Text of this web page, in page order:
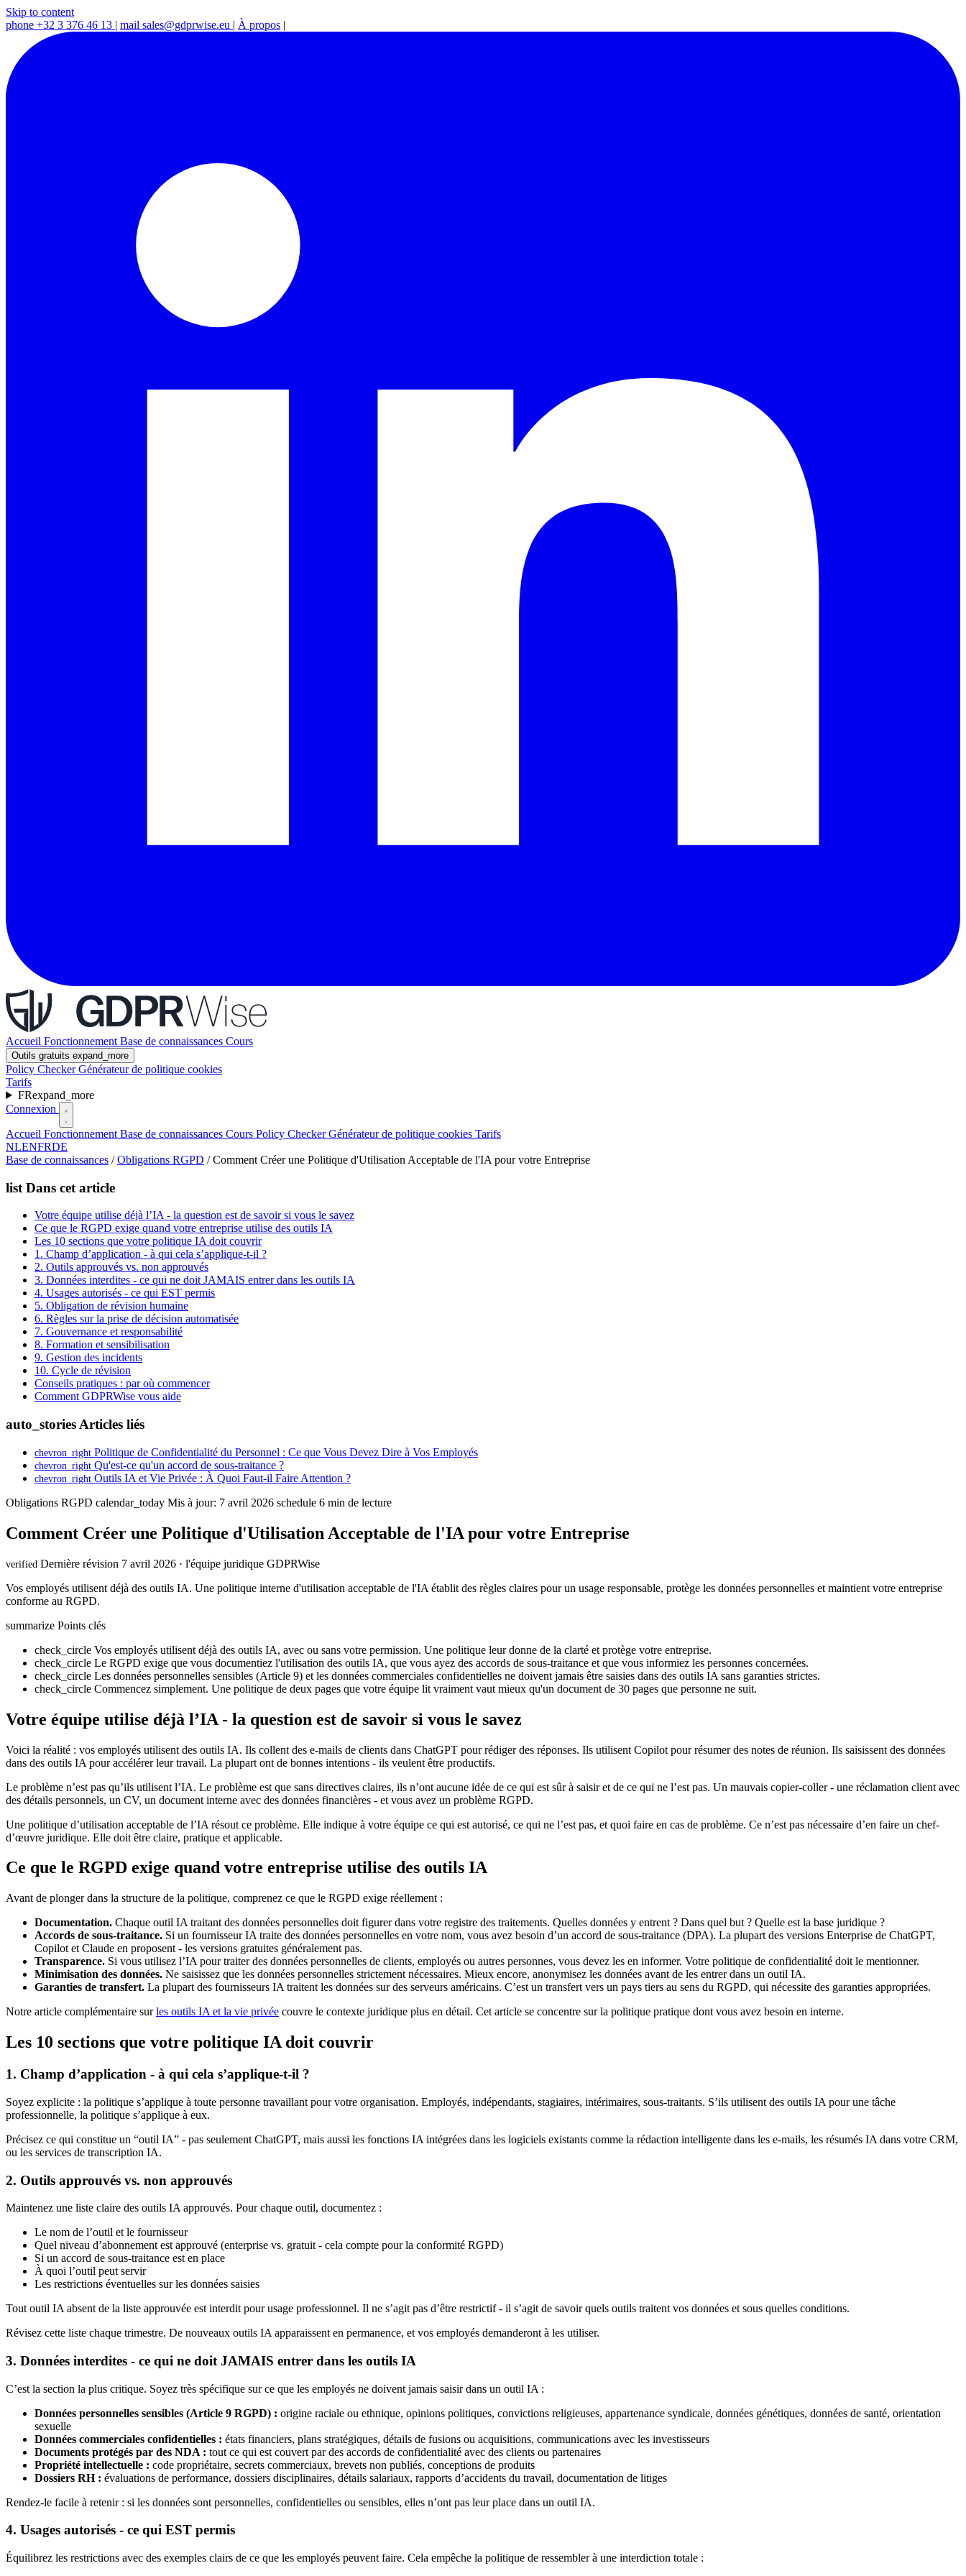
Skip to content
phone +32 3 376 46 13 | mail sales@gdprwise.eu | À propos |
Accueil Fonctionnement Base de connaissances Cours
Outils gratuits expand_more
Policy CheckerGénérateur de politique cookies
Tarifs
FRexpand_more
Connexion
Accueil Fonctionnement Base de connaissances Cours Policy CheckerGénérateur de politique cookies Tarifs
NLENFRDE
Base de connaissances / Obligations RGPD / Comment Créer une Politique d'Utilisation Acceptable de l'IA pour votre Entreprise
list Dans cet article
Votre équipe utilise déjà l’IA - la question est de savoir si vous le savez
Ce que le RGPD exige quand votre entreprise utilise des outils IA
Les 10 sections que votre politique IA doit couvrir
1. Champ d’application - à qui cela s’applique-t-il ?
2. Outils approuvés vs. non approuvés
3. Données interdites - ce qui ne doit JAMAIS entrer dans les outils IA
4. Usages autorisés - ce qui EST permis
5. Obligation de révision humaine
6. Règles sur la prise de décision automatisée
7. Gouvernance et responsabilité
8. Formation et sensibilisation
9. Gestion des incidents
10. Cycle de révision
Conseils pratiques : par où commencer
Comment GDPRWise vous aide
auto_stories Articles liés
chevron_right Politique de Confidentialité du Personnel : Ce que Vous Devez Dire à Vos Employés
chevron_right Qu'est-ce qu'un accord de sous-traitance ?
chevron_right Outils IA et Vie Privée : À Quoi Faut-il Faire Attention ?
Obligations RGPD calendar_today Mis à jour: 7 avril 2026 schedule 6 min de lecture
Comment Créer une Politique d'Utilisation Acceptable de l'IA pour votre Entreprise
verified Dernière révision 7 avril 2026 · l'équipe juridique GDPRWise
Vos employés utilisent déjà des outils IA. Une politique interne d'utilisation acceptable de l'IA établit des règles claires pour un usage responsable, protège les données personnelles et maintient votre entreprise
conforme au RGPD.
summarize Points clés
check_circle Vos employés utilisent déjà des outils IA, avec ou sans votre permission. Une politique leur donne de la clarté et protège votre entreprise.
check_circle Le RGPD exige que vous documentiez l'utilisation des outils IA, que vous ayez des accords de sous-traitance et que vous informiez les personnes concernées.
check_circle Les données personnelles sensibles (Article 9) et les données commerciales confidentielles ne doivent jamais être saisies dans des outils IA sans garanties strictes.
check_circle Commencez simplement. Une politique de deux pages que votre équipe lit vraiment vaut mieux qu'un document de 30 pages que personne ne suit.
Votre équipe utilise déjà l’IA - la question est de savoir si vous le savez
Voici la réalité : vos employés utilisent des outils IA. Ils collent des e-mails de clients dans ChatGPT pour rédiger des réponses. Ils utilisent Copilot pour résumer des notes de réunion. Ils saisissent des données
dans des outils IA pour accélérer leur travail. La plupart ont de bonnes intentions - ils veulent être productifs.
Le problème n’est pas qu’ils utilisent l’IA. Le problème est que sans directives claires, ils n’ont aucune idée de ce qui est sûr à saisir et de ce qui ne l’est pas. Un mauvais copier-coller - une réclamation client avec
des détails personnels, un CV, un document interne avec des données financières - et vous avez un problème RGPD.
Une politique d’utilisation acceptable de l’IA résout ce problème. Elle indique à votre équipe ce qui est autorisé, ce qui ne l’est pas, et quoi faire en cas de problème. Ce n’est pas nécessaire d’en faire un chef-
d’œuvre juridique. Elle doit être claire, pratique et applicable.
Ce que le RGPD exige quand votre entreprise utilise des outils IA
Avant de plonger dans la structure de la politique, comprenez ce que le RGPD exige réellement :
Documentation. Chaque outil IA traitant des données personnelles doit figurer dans votre registre des traitements. Quelles données y entrent ? Dans quel but ? Quelle est la base juridique ?
Accords de sous-traitance. Si un fournisseur IA traite des données personnelles en votre nom, vous avez besoin d’un accord de sous-traitance (DPA). La plupart des versions Enterprise de ChatGPT,
Copilot et Claude en proposent - les versions gratuites généralement pas.
Transparence. Si vous utilisez l’IA pour traiter des données personnelles de clients, employés ou autres personnes, vous devez les en informer. Votre politique de confidentialité doit le mentionner.
Minimisation des données. Ne saisissez que les données personnelles strictement nécessaires. Mieux encore, anonymisez les données avant de les entrer dans un outil IA.
Garanties de transfert. La plupart des fournisseurs IA traitent les données sur des serveurs américains. C’est un transfert vers un pays tiers au sens du RGPD, qui nécessite des garanties appropriées.
Notre article complémentaire surles outils IA et la vie privée couvre le contexte juridique plus en détail. Cet article se concentre sur la politique pratique dont vous avez besoin en interne.
Les 10 sections que votre politique IA doit couvrir
1. Champ d’application - à qui cela s’applique-t-il ?
Soyez explicite : la politique s’applique à toute personne travaillant pour votre organisation. Employés, indépendants, stagiaires, intérimaires, sous-traitants. S’ils utilisent des outils IA pour une tâche
professionnelle, la politique s’applique à eux.
Précisez ce qui constitue un “outil IA” - pas seulement ChatGPT, mais aussi les fonctions IA intégrées dans les logiciels existants comme la rédaction intelligente dans les e-mails, les résumés IA dans votre CRM,
ou les services de transcription IA.
2. Outils approuvés vs. non approuvés
Maintenez une liste claire des outils IA approuvés. Pour chaque outil, documentez :
Le nom de l’outil et le fournisseur
Quel niveau d’abonnement est approuvé (enterprise vs. gratuit - cela compte pour la conformité RGPD)
Si un accord de sous-traitance est en place
À quoi l’outil peut servir
Les restrictions éventuelles sur les données saisies
Tout outil IA absent de la liste approuvée est interdit pour usage professionnel. Il ne s’agit pas d’être restrictif - il s’agit de savoir quels outils traitent vos données et sous quelles conditions.
Révisez cette liste chaque trimestre. De nouveaux outils IA apparaissent en permanence, et vos employés demanderont à les utiliser.
3. Données interdites - ce qui ne doit JAMAIS entrer dans les outils IA
C’est la section la plus critique. Soyez très spécifique sur ce que les employés ne doivent jamais saisir dans un outil IA :
Données personnelles sensibles (Article 9 RGPD) : origine raciale ou ethnique, opinions politiques, convictions religieuses, appartenance syndicale, données génétiques, données de santé, orientation
sexuelle
Données commerciales confidentielles : états financiers, plans stratégiques, détails de fusions ou acquisitions, communications avec les investisseurs
Documents protégés par des NDA : tout ce qui est couvert par des accords de confidentialité avec des clients ou partenaires
Propriété intellectuelle : code propriétaire, secrets commerciaux, brevets non publiés, conceptions de produits
Dossiers RH : évaluations de performance, dossiers disciplinaires, détails salariaux, rapports d’accidents du travail, documentation de litiges
Rendez-le facile à retenir : si les données sont personnelles, confidentielles ou sensibles, elles n’ont pas leur place dans un outil IA.
4. Usages autorisés - ce qui EST permis
Équilibrez les restrictions avec des exemples clairs de ce que les employés peuvent faire. Cela empêche la politique de ressembler à une interdiction totale :